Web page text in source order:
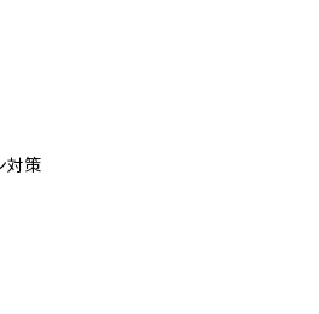
対策